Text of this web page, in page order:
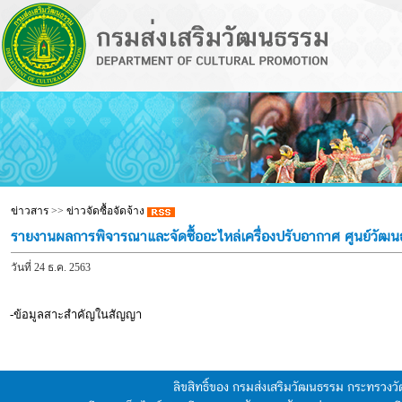
ข่าวสาร>> ข่าวจัดซื้อจัดจ้าง
รายงานผลการพิจารณาและจัดซื้ออะไหล่เครื่องปรับอากาศ ศูนย์วัฒน
วันที่ 24 ธ.ค. 2563
-ข้อมูลสาะสำคัญในสัญญา
ลิขสิทธิ์ของ กรมส่งเสริมวัฒนธรรม กระทรว